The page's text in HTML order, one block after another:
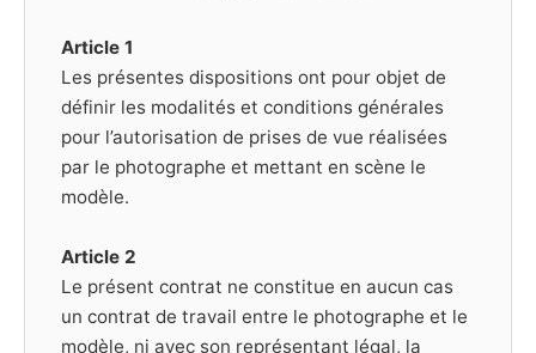
Article 1
Les présentes dispositions ont pour objet de
définir les modalités et conditions générales
pour l’autorisation de prises de vue réalisées
par le photographe et mettant en scène le
modèle.
Article 2
Le présent contrat ne constitue en aucun cas
un contrat de travail entre le photographe et le
modèle, ni avec son représentant légal, la